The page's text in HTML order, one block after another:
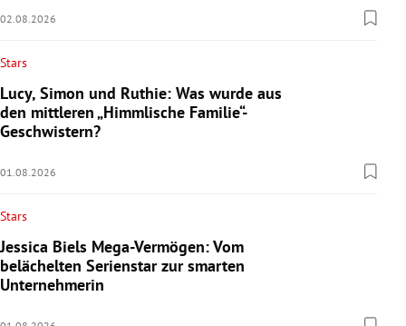
02.08.2026
Stars
Lucy, Simon und Ruthie: Was wurde aus
den mittleren „Himmlische Familie“-
Geschwistern?
01.08.2026
Stars
Jessica Biels Mega-Vermögen: Vom
belächelten Serienstar zur smarten
Unternehmerin